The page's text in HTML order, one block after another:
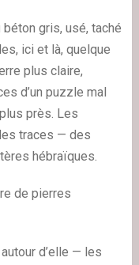
gris, usé, taché
ici et là, quelque
plus claire,
d’un puzzle mal
près. Les
traces — des
hébraïques.
de pierres
d’elle — les